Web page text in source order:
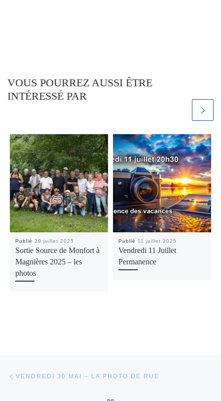
VOUS POURREZ AUSSI ÊTRE
INTÉRESSÉ PAR
Publié29 juillet 2025
Sortie Source de Monfort à
Magnières 2025 – les
photos
Publié 11 juillet 2025
Vendredi 11 Juillet
Permanence
VENDREDI 30 MAI – LA PHOTO DE RUE